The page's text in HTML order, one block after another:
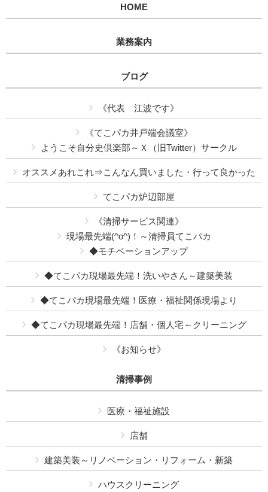
HOME
業務案内
ブログ
《代表 江波です》
《てこパカ井戸端会議室》
ようこそ自分史倶楽部～Ｘ（旧Twitter）サークル
オススメあれこれ⇒こんなん買いました・行って良かった
てこパカ炉辺部屋
《清掃サービス関連》
現場最先端(^o^)！～清掃員てこパカ
◆モチベーションアップ
◆てこパカ現場最先端！洗いやさん～建築美装
◆てこパカ現場最先端！医療・福祉関係現場より
◆てこパカ現場最先端！店舗・個人宅～クリーニング
《お知らせ》
清掃事例
医療・福祉施設
店舗
建築美装～リノベーション・リフォーム・新築
ハウスクリーニング